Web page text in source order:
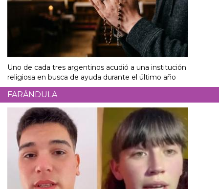
Uno de cada tres argentinos acudió a una institución
religiosa en busca de ayuda durante el último año
FARÁNDULA